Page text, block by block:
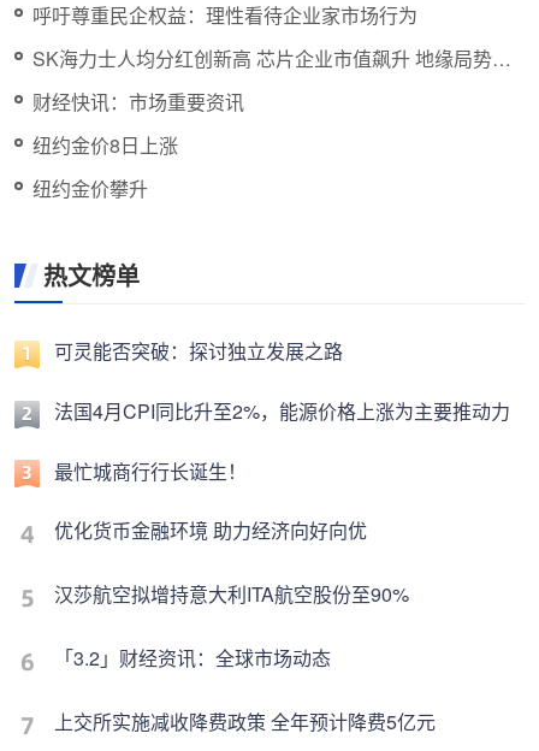
呼吁尊重民企权益：理性看待企业家市场行为
SK海力士人均分红创新高 芯片企业市值飙升 地缘局势紧
张
财经快讯：市场重要资讯
纽约金价8日上涨
纽约金价攀升
热文榜单
可灵能否突破：探讨独立发展之路
法国4月CPI同比升至2%，能源价格上涨为主要推动力
最忙城商行行长诞生！
优化货币金融环境 助力经济向好向优
汉莎航空拟增持意大利ITA航空股份至90%
「3.2」财经资讯：全球市场动态
上交所实施减收降费政策 全年预计降费5亿元